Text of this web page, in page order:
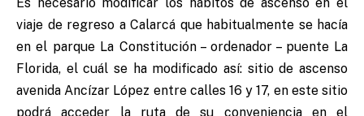
viaje de regreso a Calarcá que habitualmente se hacía
en el parque La Constitución – ordenador – puente La
Florida, el cuál se ha modificado así: sitio de ascenso
avenida Ancízar López entre calles 16 y 17, en este sitio
podrá acceder la ruta de su conveniencia en el